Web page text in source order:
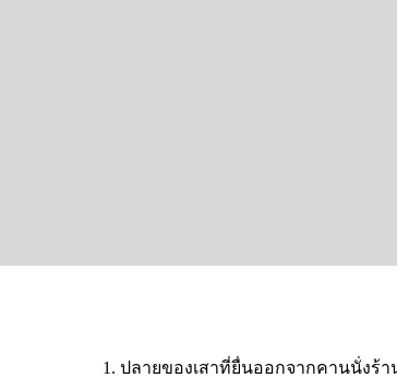
ปลายของเสาที่ยื่นออกจากคานนั่งร้